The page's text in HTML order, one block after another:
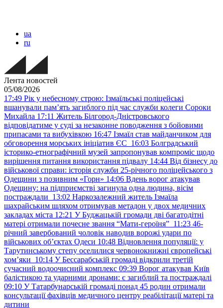
ua
ru
Лента новостей
05/08/2026
17:49 Рік у небесному строю: Ізмаїльські поліцейські
вшанували пам’ять загиблого під час служби колеги Сороки
Михайла 17:11 Житель Білгород-Дністровського
відповідатиме у суді за незаконне поводження з бойовими
припасами та вибухівкою 16:47 Ізмаїл став майданчиком для
обговорення морських ініціатив ЄС 16:03 Болградський
історико-етнографічний музей запропонував компроміс щодо
вирішення питання використання підвалу 14:44 Від бізнесу до
військової справи: історія служби 25-річного поліцейського з
Одещини з позивним «Горн» 14:06 Вдень ворог атакував
Одещину: на підприємстві загинула одна людина, вісім
постраждали 13:02 Наркозалежний житель Ізмаїла
шахрайським шляхом отримував метадон у двох медичних
закладах міста 12:21 У Буджацькій громади дві багатодітні
матері отримали почесне звання “Мати-героїня” 11:23 46-
річний завербований чоловік наводив ворожі удари по
військових обʼєктах Одеси 10:48 Відновлення популяції: у
Тарутинському степу оселилися червонокнижні європейські
хом’яки 10:14 У Бессарабській громаді відкрили третій
сучасний водоочисний комплекс 09:39 Ворог атакував Київ
балістикою та ударними дронами: є загиблий та постраждалі
09:10 У Татарбунарській громаді понад 45 родин отримали
консультації фахівців медичного центру реабілітації матері та
дитини